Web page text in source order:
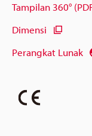
Tampilan 360°
Dimensi
Perangkat Lunak